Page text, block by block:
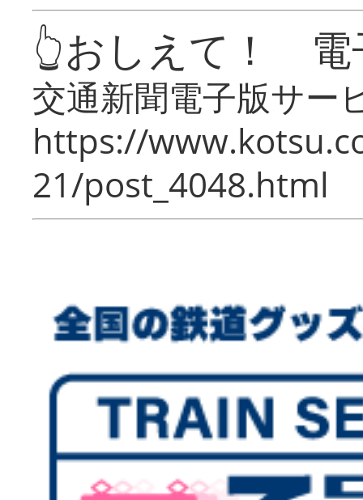
👆おしえて！ 電
交通新聞電子版サー
https://
21/post_4048.html